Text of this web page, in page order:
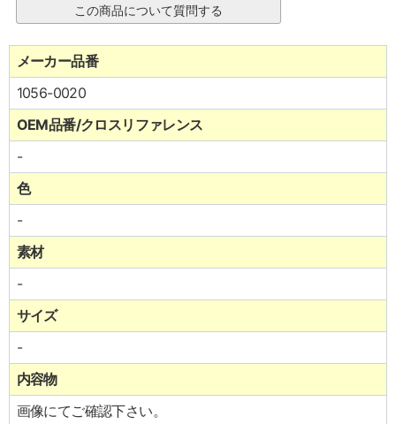
メーカー品番
1056-0020
OEM品番/クロスリファレンス
-
色
-
素材
-
サイズ
-
内容物
画像にてご確認下さい。